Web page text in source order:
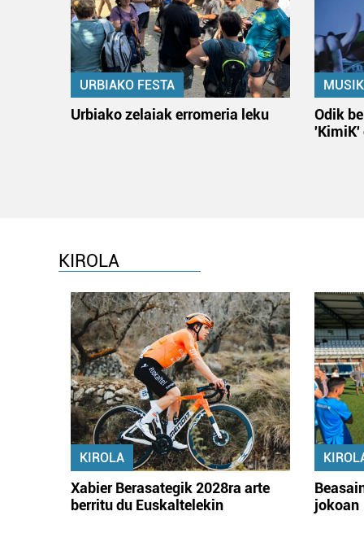
URBIAKO FESTA
Urbiako zelaiak erromeria leku
Odik
'KimiK'
KIROLA
KIROLA
Xabier Berasategik 2028ra arte
berritu du Euskaltelekin
jokoan